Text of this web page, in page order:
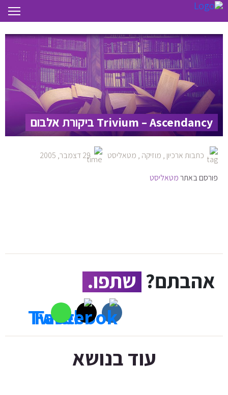
Trivium – Ascendancy ביקורת אלבום
כתבות ארכיון מוזיקה מטאליסט 29 דצמבר, 2005
פורסם באתרמטאליסט
אהבתם? שתפו.
עוד בנושא